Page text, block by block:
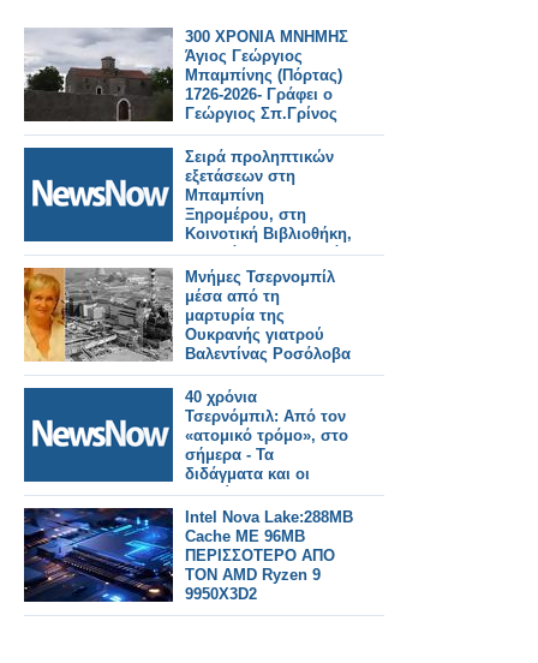
300 ΧΡΟΝΙΑ ΜΝΗΜΗΣ
Άγιος Γεώργιος
Μπαμπίνης (Πόρτας)
1726-2026- Γράφει ο
Γεώργιος Σπ.Γρίνος
Σειρά προληπτικών
εξετάσεων στη
Μπαμπίνη
Ξηρομέρου, στη
Κοινοτική Βιβλιοθήκη,
τη Τετάρτη 29/4, από
09:30 έως 14:00.
Μνήμες Τσερνομπίλ
μέσα από τη
μαρτυρία της
Ουκρανής γιατρού
Βαλεντίνας Ροσόλοβα
40 χρόνια
Τσερνόμπιλ: Από τον
«ατομικό τρόμο», στο
σήμερα - Τα
διδάγματα και οι
αγωνίες του 2026
Intel Nova Lake:288MB
Cache ΜΕ 96MB
ΠΕΡΙΣΣΟΤΕΡΟ ΑΠΟ
ΤΟΝ AMD Ryzen 9
9950X3D2